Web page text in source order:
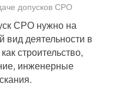
допусков СРО
СРО нужно на
вид деятельности в
строительство,
инженерные